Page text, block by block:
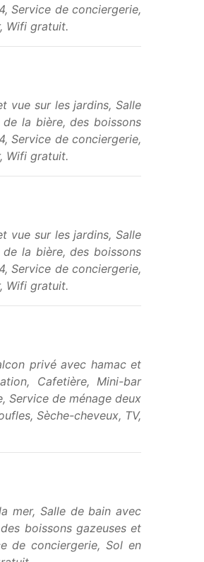
Service de conciergerie,
Wifi gratuit.
vue sur les jardins, Salle
la bière, des boissons
Service de conciergerie,
Wifi gratuit.
vue sur les jardins, Salle
la bière, des boissons
Service de conciergerie,
Wifi gratuit.
privé avec hamac et
Cafetière, Mini-bar
Service de ménage deux
Sèche-cheveux, TV,
mer, Salle de bain avec
boissons gazeuses et
de conciergerie, Sol en